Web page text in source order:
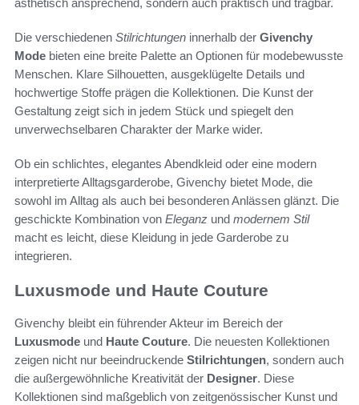
ästhetisch ansprechend, sondern auch praktisch und tragbar.
Die verschiedenen Stilrichtungen innerhalb der Givenchy
Mode bieten eine breite Palette an Optionen für modebewusste
Menschen. Klare Silhouetten, ausgeklügelte Details und
hochwertige Stoffe prägen die Kollektionen. Die Kunst der
Gestaltung zeigt sich in jedem Stück und spiegelt den
unverwechselbaren Charakter der Marke wider.
Ob ein schlichtes, elegantes Abendkleid oder eine modern
interpretierte Alltagsgarderobe, Givenchy bietet Mode, die
sowohl im Alltag als auch bei besonderen Anlässen glänzt. Die
geschickte Kombination von Eleganz und modernem Stil
macht es leicht, diese Kleidung in jede Garderobe zu
integrieren.
Luxusmode und Haute Couture
Givenchy bleibt ein führender Akteur im Bereich der
Luxusmode und Haute Couture. Die neuesten Kollektionen
zeigen nicht nur beeindruckende Stilrichtungen, sondern auch
die außergewöhnliche Kreativität der Designer. Diese
Kollektionen sind maßgeblich von zeitgenössischer Kunst und